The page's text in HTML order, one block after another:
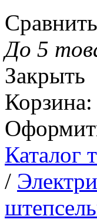
Сравнить
До 5
Закрыть
Корзина:
Каталог
/